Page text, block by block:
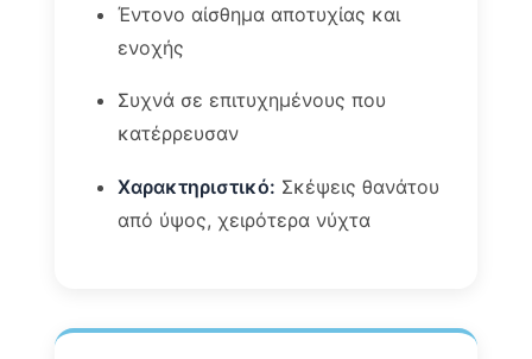
Έντονο αίσθημα αποτυχίας και
ενοχής
Συχνά σε επιτυχημένους που
κατέρρευσαν
Χαρακτηριστικό: Σκέψεις θανάτου
από ύψος, χειρότερα νύχτα